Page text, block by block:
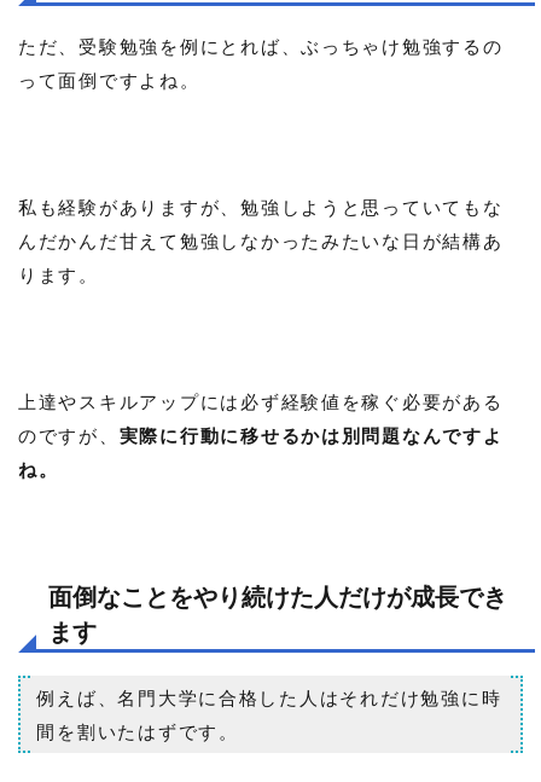
ただ、受験勉強を例にとれば、ぶっちゃけ勉強するの
って面倒ですよね。
私も経験がありますが、勉強しようと思っていてもな
んだかんだ甘えて勉強しなかったみたいな日が結構あ
ります。
上達やスキルアップには必ず経験値を稼ぐ必要がある
のですが、 実際に行動に移せるかは別問題なんですよ
ね。
面倒なことをやり続けた人だけが成長でき
ます
例えば、名門大学に合格した人はそれだけ勉強に時
間を割いたはずです。